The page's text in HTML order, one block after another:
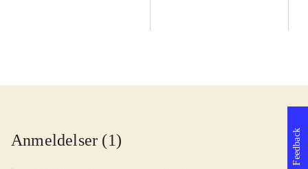
Anmeldelser (1) Feedback